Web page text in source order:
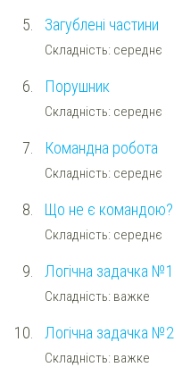
5. Загублені частини
Складність: середнє
6. Порушник
Складність: середнє
7. Командна робота
Складність: середнє
8. Що не є командою?
Складність: середнє
9. Логічна задачка №1
Складність: важке
10. Логічна задачка №2
Складність: важке